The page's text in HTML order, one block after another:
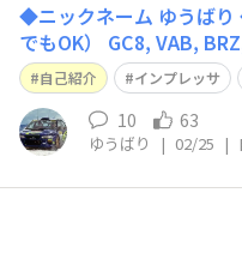
◆ニックネーム ゆうばり ◆お乗りの車種（乗りたい車種
でもOK） GC8, VAB,
ARU 1000などなど…… と
◆ご自由に自己紹介をど
いスバリストです。 高輪
自己紹介 インプレッサ
10 63
ゆうばり | 02/25 |